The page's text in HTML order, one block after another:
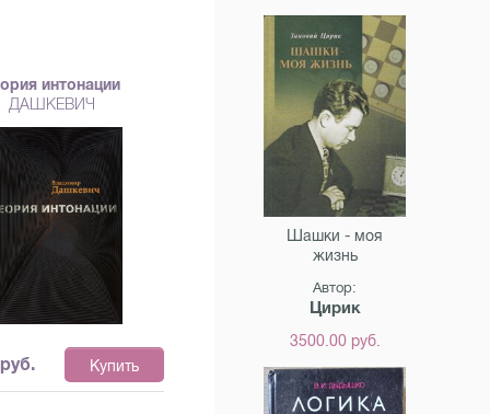
интонации
ДАШКЕВИЧ
руб. Купить
Шашки - моя
жизнь
Автор:
Цирик
3500.00 руб.